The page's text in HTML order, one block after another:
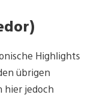
Highlights
übrigen
hier jedoch